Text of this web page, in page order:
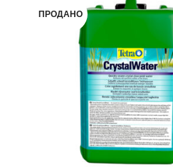
ПРОДАНО